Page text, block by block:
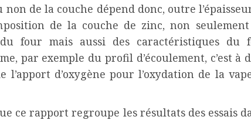
de la couche dépend donc, outre
de la couche de zinc, non
four mais aussi des caractéristiques du
par exemple du profil d’écoulement, c’est à
l’apport d’oxygène pour l’oxydation de la
ce rapport regroupe les résultats des essais